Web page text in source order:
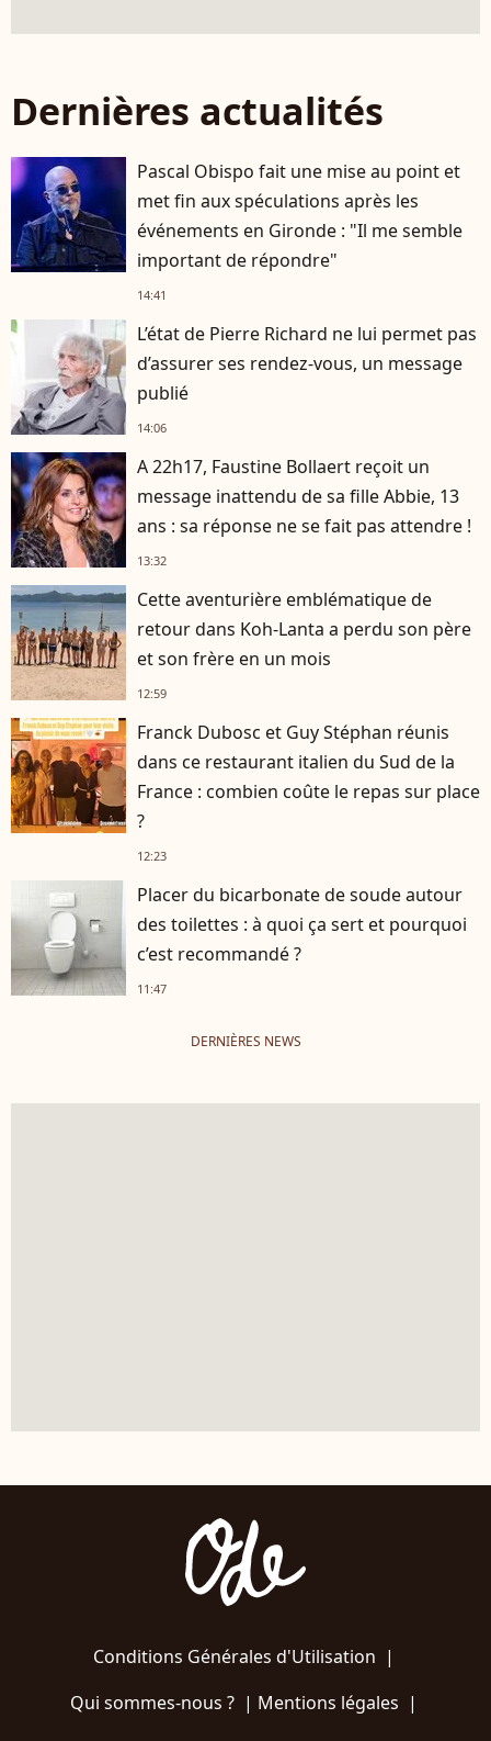
Dernières actualités
Pascal Obispo fait une mise au point et
met fin aux spéculations après les
événements en Gironde : "Il me semble
important de répondre"
14:41
L’état de Pierre Richard ne lui permet pas
d’assurer ses rendez-vous, un message
publié
14:06
A 22h17, Faustine Bollaert reçoit un
message inattendu de sa fille Abbie, 13
ans : sa réponse ne se fait pas attendre !
13:32
Cette aventurière emblématique de
retour dans Koh-Lanta a perdu son père
et son frère en un mois
12:59
Franck Dubosc et Guy Stéphan réunis
dans ce restaurant italien du Sud de la
France : combien coûte le repas sur place
?
12:23
Placer du bicarbonate de soude autour
des toilettes : à quoi ça sert et pourquoi
c’est recommandé ?
11:47
DERNIÈRES NEWS
Conditions Générales d'Utilisation |
Qui sommes-nous ?| Mentions légales |